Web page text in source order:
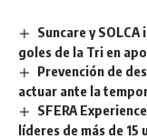
Suncare y
goles de la Tri en
Prevención de
actuar ante la
SFERA
líderes de más de